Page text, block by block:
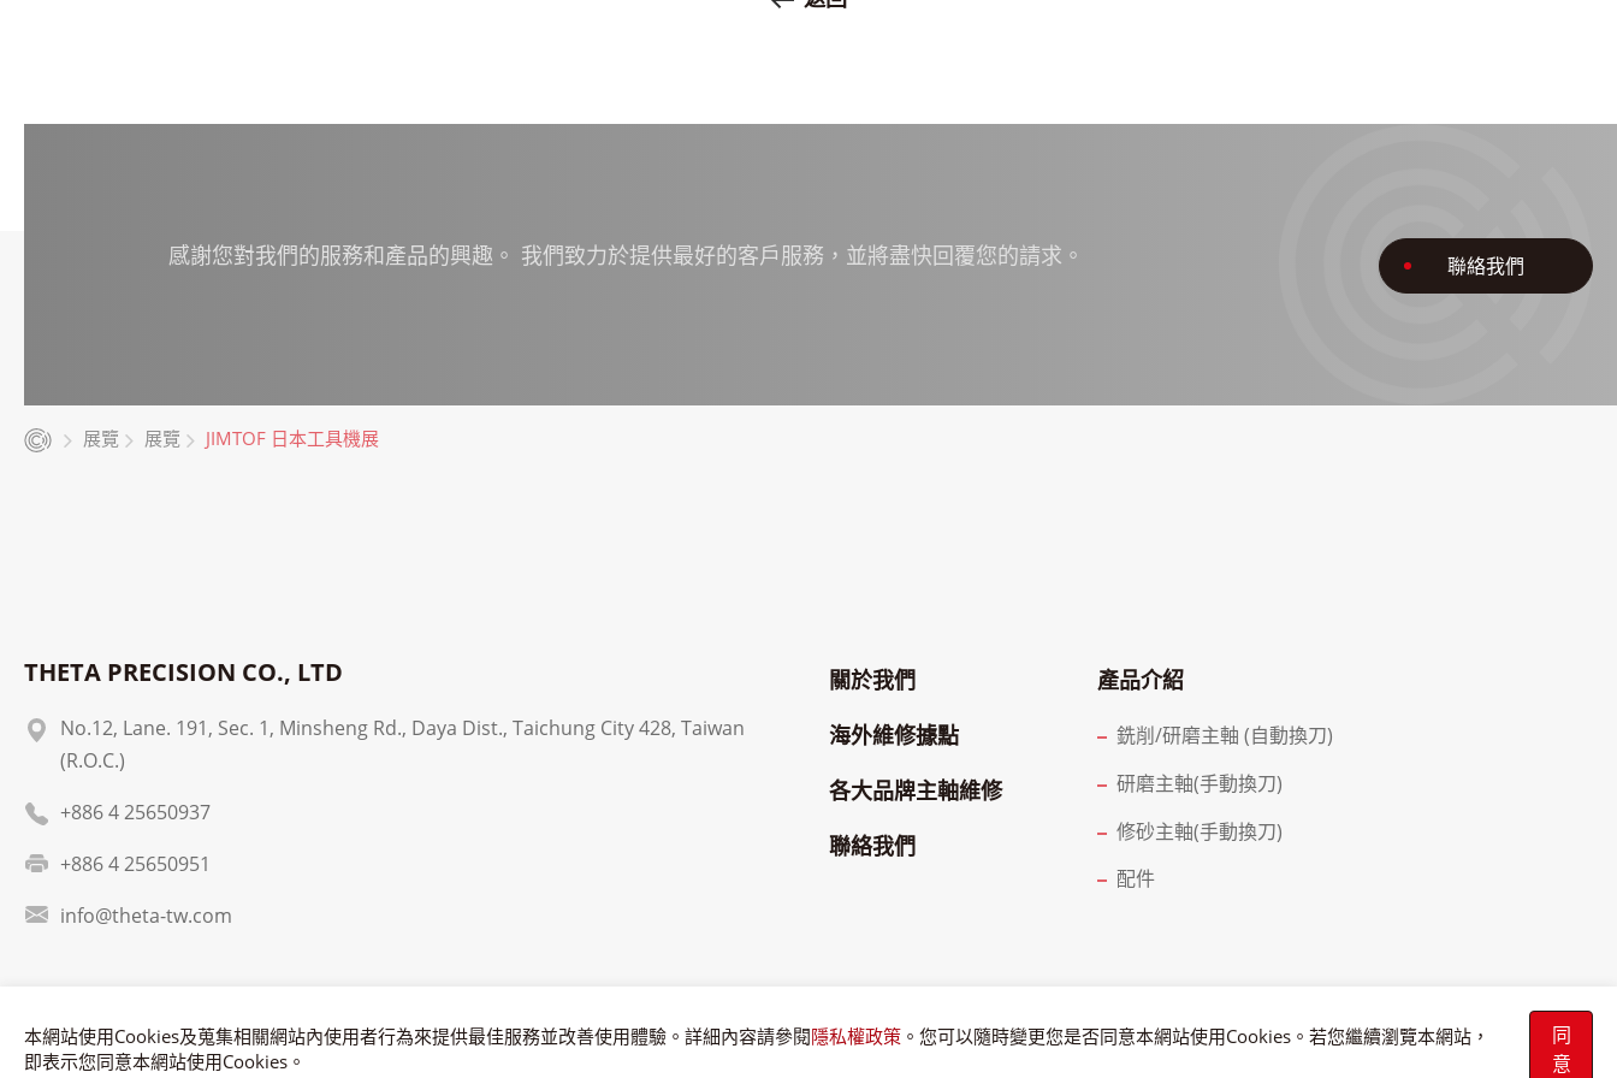
感謝您對我們的服務和產品的興趣。 我們致力於提供最好的客戶服務，並將盡快回覆您的請求。 聯絡我們
展覽 展覽 JIMTOF 日本工具機展
關於我們
海外維修據點
各大品牌主軸維修
聯絡我們
產品介紹
銑削/研磨主軸 (自動換刀)
研磨主軸(手動換刀)
修砂主軸(手動換刀)
配件
THETA PRECISION CO., LTD
No.12, Lane. 191, Sec. 1, Minsheng Rd., Daya Dist., Taichung City 428, Taiwan
(R.O.C.)
+886 4 25650937
+886 4 25650951
info@theta-tw.com
本網站使用Cookies及蒐集相關網站內使用者行為來提供最佳服務並改善使用體驗。詳細內容請參閱隱私權政策 。您可以隨時變更您是否同意本網站使用Cookies。若您繼續瀏覽本網站，
即表示您同意本網站使用Cookies。
同
意